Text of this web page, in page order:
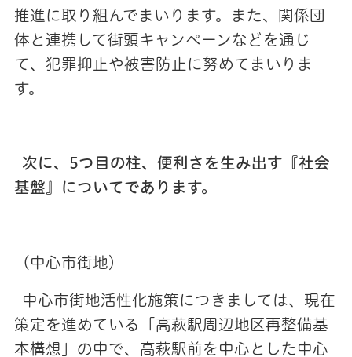
推進に取り組んでまいります。また、関係団
体と連携して街頭キャンペーンなどを通じ
て、犯罪抑止や被害防止に努めてまいりま
す。
次に、5つ目の柱、便利さを生み出す『社会
基盤』についてであります。
（中心市街地）
中心市街地活性化施策につきましては、現在
策定を進めている「高萩駅周辺地区再整備基
本構想」の中で、高萩駅前を中心とした中心